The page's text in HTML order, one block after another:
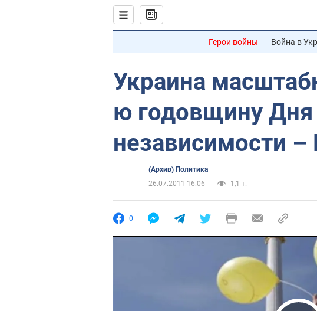
Герои войны Война в
Украина
ю годовщину Дня
независимости
(Архив) Политика
26.07.2011 16:06
1,1 т.
0